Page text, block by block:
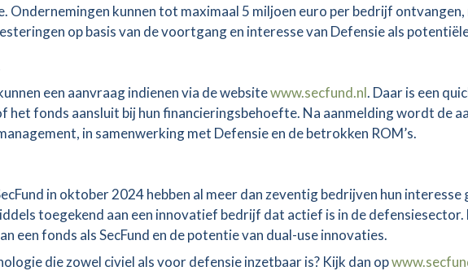
Ondernemingen kunnen tot maximaal 5 miljoen euro per bedrijf ontvangen,
op basis van de voortgang en interesse van Defensie als
een aanvraag indienen via de websitewww.secfund.nl. Daar is een
het fonds aansluit bij hun financieringsbehoefte. Na aanmelding wordt de
in samenwerking met Defensie en de betrokken ROM’s.
in oktober 2024 hebben al meer dan zeventig bedrijven hun interesse
toegekend aan een innovatief bedrijf dat actief is in de defensiesector.
een fonds als SecFund en de potentie van dual-use innovaties.
die zowel civiel als voor defensie inzetbaar is? Kijk dan op